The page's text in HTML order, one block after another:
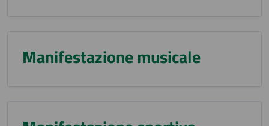
Manifestazione musicale